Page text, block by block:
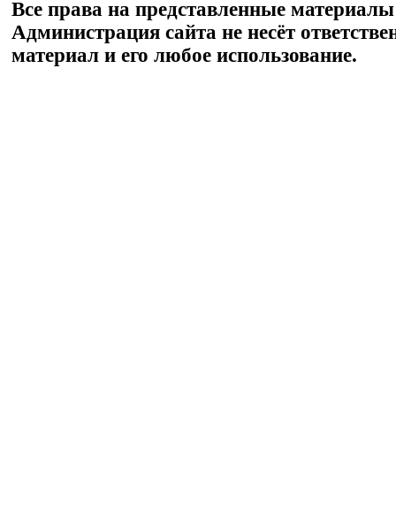
Все права на представленные
Администрация сайта не несёт
материал и его любое использование.